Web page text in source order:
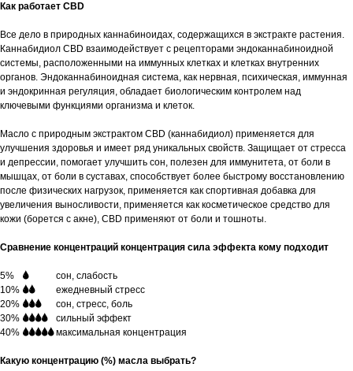
Как работает CBD
Все дело в природных каннабиноидах, содержащихся в экстракте растения.
Каннабидиол CBD взаимодействует с рецепторами эндоканнабиноидной
системы, расположенными на иммунных клетках и клетках внутренних
органов. Эндоканнабиноидная система, как нервная, психическая, иммунная
и эндокринная регуляция, обладает биологическим контролем над
ключевыми функциями организма и клеток.
Масло с природным экстрактом CBD (каннабидиол) применяется для
улучшения здоровья и имеет ряд уникальных свойств. Защищает от стресса
и депрессии, помогает улучшить сон, полезен для иммунитета, от боли в
мышцах, от боли в суставах, способствует более быстрому восстановлению
после физических нагрузок, применяется как спортивная добавка для
увеличения выносливости, применяется как косметическое средство для
кожи (борется с акне), CBD применяют от боли и тошноты.
Сравнение концентраций концентрация сила эффекта кому подходит
5% 🌢🌢🌢🌢🌢
сон, слабость
10% 🌢🌢🌢🌢🌢
ежедневный стресс
20% 🌢🌢🌢🌢🌢
сон, стресс, боль
30% 🌢🌢🌢🌢🌢
сильный эффект
40% 🌢🌢🌢🌢🌢максимальная концентрация
Какую концентрацию (%) масла выбрать?